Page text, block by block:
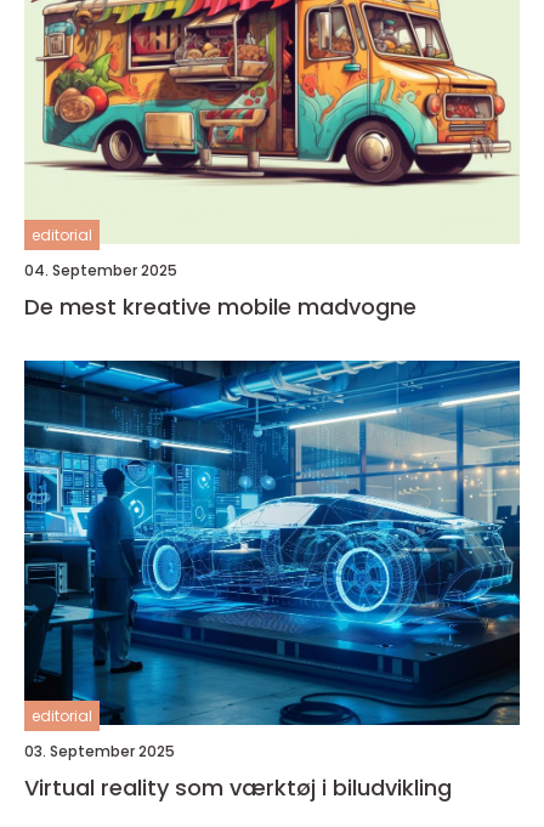
editorial
04. September 2025
De mest kreative mobile madvogne
editorial
03. September 2025
Virtual reality som værktøj i biludvikling